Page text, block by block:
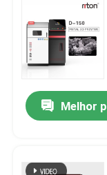
Melhor